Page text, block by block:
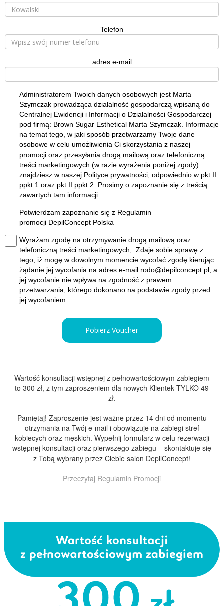
Telefon
adres e-mail
Administratorem Twoich danych osobowych jest Marta
Szymczak prowadząca działalność gospodarczą wpisaną do
Centralnej Ewidencji i Informacji o Działalności Gospodarczej
pod firmą: Brown Sugar Esthetical Marta Szymczak. Informacje
na temat tego, w jaki sposób przetwarzamy Twoje dane
osobowe w celu umożliwienia Ci skorzystania z naszej
promocji oraz przesyłania drogą mailową oraz telefoniczną
treści marketingowych (w razie wyrażenia poniżej zgody)
znajdziesz w naszej Polityce prywatności , odpowiednio w pkt II
ppkt 1 oraz pkt II ppkt 2. Prosimy o zapoznanie się z treścią
zawartych tam informacji.
Potwierdzam zapoznanie się z Regulamin
promocji DepilConcept Polska
Wyrażam zgodę na otrzymywanie drogą mailową oraz
telefoniczną treści marketingowych,. Zdaje sobie sprawę z
tego, iż mogę w dowolnym momencie wycofać zgodę kierując
żądanie jej wycofania na adres e-mail rodo@depilconcept.pl, a
jej wycofanie nie wpływa na zgodność z prawem
przetwarzania, którego dokonano na podstawie zgody przed
jej wycofaniem.
Pobierz Voucher
Wartość konsultacji wstępnej z pełnowartościowym zabiegiem
to 300 zł, z tym zaproszeniem dla nowych Klientek TYLKO 49
zł.
Pamiętaj! Zaproszenie jest ważne przez 14 dni od momentu
otrzymania na Twój e-mail i obowiązuje na zabiegi stref
kobiecych oraz męskich. Wypełnij formularz w celu rezerwacji
wstępnej konsultacji oraz pierwszego zabiegu – skontaktuje się
z Tobą wybrany przez Ciebie salon DepilConcept!
Przeczytaj Regulamin Promocji